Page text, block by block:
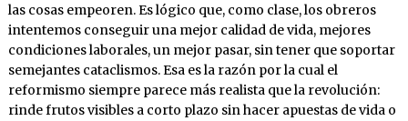
las cosas empeoren. Es lógico que, como clase, los obreros
intentemos conseguir una mejor calidad de vida, mejores
condiciones laborales, un mejor pasar, sin tener que soportar
semejantes cataclismos. Esa es la razón por la cual el
reformismo siempre parece más realista que la revolución:
rinde frutos visibles a corto plazo sin hacer apuestas de vida o